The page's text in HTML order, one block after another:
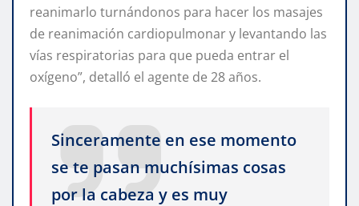
reanimarlo turnándonos para hacer los masajes
de reanimación cardiopulmonar y levantando las
vías respiratorias para que pueda entrar el
oxígeno”, detalló el agente de 28 años.
Sinceramente en ese momento
se te pasan muchísimas cosas
por la cabeza y es muy